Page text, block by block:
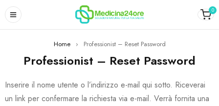
0
Home › Professionist – Reset Password
Professionist – Reset Password
Inserire il nome utente o l’indirizzo e-mail qui sotto. Riceverai
un link per confermare la richiesta via e-mail. Verrà fornita una